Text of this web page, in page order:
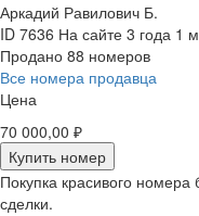
Аркадий Равилович Б.
ID 7636 На сайте 3 года 1
Продано 88 номеров
Все номера продавца
Цена
70 000,00 ₽
Купить номер
Покупка красивого
сделки.